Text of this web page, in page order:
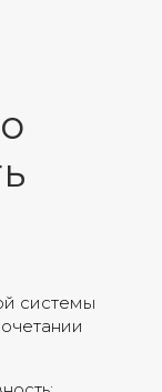
системы